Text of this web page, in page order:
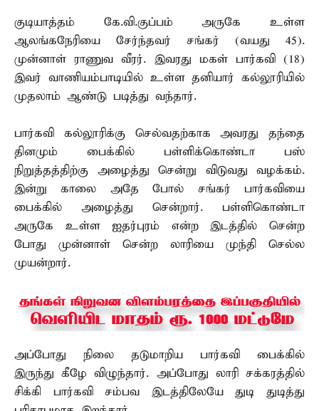
குடியாத்தம் கே.வி.குப்பம் அருகே உள்ள
ஆலங்கநேரியை சேர்ந்தவர் சங்கர் (வயது 45).
முன்னாள் ராணுவ வீரர். இவரது மகள் பார்கவி (18)
இவர் வாணியம்பாடியில் உள்ள தனியார் கல்லூரியில்
முதலாம் ஆண்டு படித்து வந்தார்.
பார்கவி கல்லூரிக்கு செல்வதற்காக அவரது தந்தை
தினமும் பைக்கில் பள்ளிக்கொண்டா பஸ்
நிறுத்தத்திற்கு அழைத்து சென்று விடுவது வழக்கம்.
இன்று காலை அதே போல் சங்கர் பார்கவியை
பைக்கில் அழைத்து சென்றார். பள்ளிகொண்டா
அருகே உள்ள ஐதர்புரம் என்ற இடத்தில் சென்ற
போது முன்னாள் சென்ற லாரியை முந்தி செல்ல
முயன்றார்.
அப்போது நிலை தடுமாறிய பார்கவி பைக்கில்
இருந்து கீழே விழுந்தார். அப்போது லாரி சக்கரத்தில்
சிக்கி பார்கவி சம்பவ இடத்திலேயே துடி துடித்து